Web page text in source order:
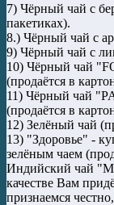
7) Чёрный чай с
пакетиках).
8.) Чёрный чай с
9) Чёрный чай с
10) Чёрный чай
(продаётся в
11) Чёрный чай
(продаётся в
12) Зелёный чай
13) "Здоровье" -
зелёным чаем
Индийский чай
качестве Вам
признаемся